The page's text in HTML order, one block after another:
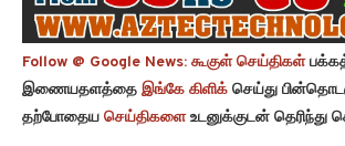
Follow @ Google News: கூகுள் செய்திகள்
இணையதளத்தை இங்கே கிளிக் செய்து
தற்போதைய செய்திகளைஉடனுக்குடன்